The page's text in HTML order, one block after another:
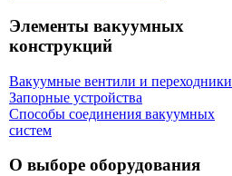
Элементы вакуумных
конструкций
Вакуумные вентили и переходники
Запорные устройства
Способы соединения вакуумных
систем
О выборе оборудования